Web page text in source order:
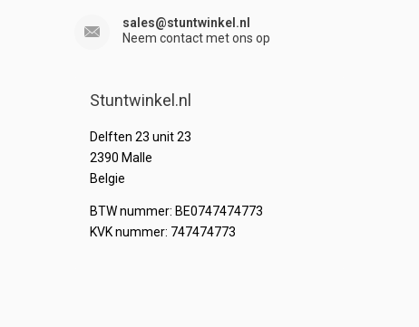
sales@stuntwinkel.nl
Neem contact met ons op
Stuntwinkel.nl
Delften 23 unit 23
2390 Malle
Belgie
BTW nummer: BE0747474773
KVK nummer: 747474773